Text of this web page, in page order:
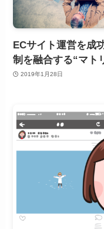
ECサイト運営を成
制を融合する“マト
2019年1月28日